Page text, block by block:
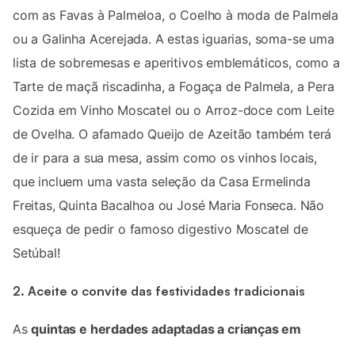
com as Favas à Palmeloa, o Coelho à moda de Palmela
ou a Galinha Acerejada. A estas iguarias, soma-se uma
lista de sobremesas e aperitivos emblemáticos, como a
Tarte de maçã riscadinha, a Fogaça de Palmela, a Pera
Cozida em Vinho Moscatel ou o Arroz-doce com Leite
de Ovelha. O afamado Queijo de Azeitão também terá
de ir para a sua mesa, assim como os vinhos locais,
que incluem uma vasta seleção da Casa Ermelinda
Freitas, Quinta Bacalhoa ou José Maria Fonseca. Não
esqueça de pedir o famoso digestivo Moscatel de
Setúbal!
2. Aceite o convite das festividades tradicionais
Asquintas e herdades adaptadas a crianças em